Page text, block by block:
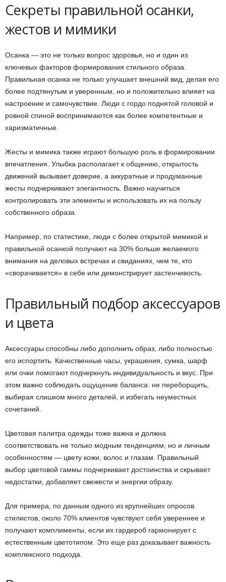
Секреты правильной осанки,
жестов и мимики
Осанка — это не только вопрос здоровья, но и один из
ключевых факторов формирования стильного образа.
Правильная осанка не только улучшает внешний вид, делая его
более подтянутым и уверенным, но и положительно влияет на
настроение и самочувствие. Люди с гордо поднятой головой и
ровной спиной воспринимаются как более компетентные и
харизматичные.
Жесты и мимика также играют большую роль в формировании
впечатления. Улыбка располагает к общению, открытость
движений вызывает доверие, а аккуратные и продуманные
жесты подчеркивают элегантность. Важно научиться
контролировать эти элементы и использовать их на пользу
собственного образа.
Например, по статистике, люди с более открытой мимикой и
правильной осанкой получают на 30% больше желаемого
внимания на деловых встречах и свиданиях, чем те, кто
«сворачивается» в себе или демонстрирует застенчивость.
Правильный подбор аксессуаров
и цвета
Аксессуары способны либо дополнить образ, либо полностью
его испортить. Качественные часы, украшения, сумка, шарф
или очки помогают подчеркнуть индивидуальность и вкус. При
этом важно соблюдать ощущение баланса: не переборщить,
выбирая слишком много деталей, и избегать неуместных
сочетаний.
Цветовая палитра одежды тоже важна и должна
соответствовать не только модным тенденциям, но и личным
особенностям — цвету кожи, волос и глазам. Правильный
выбор цветовой гаммы подчеркивает достоинства и скрывает
недостатки, добавляет свежести и энергии образу.
Для примера, по данным одного из крупнейших опросов
стилистов, около 70% клиентов чувствуют себя увереннее и
получают комплименты, если их гардероб гармонирует с
естественным цветотипом. Это еще раз доказывает важность
комплексного подхода.